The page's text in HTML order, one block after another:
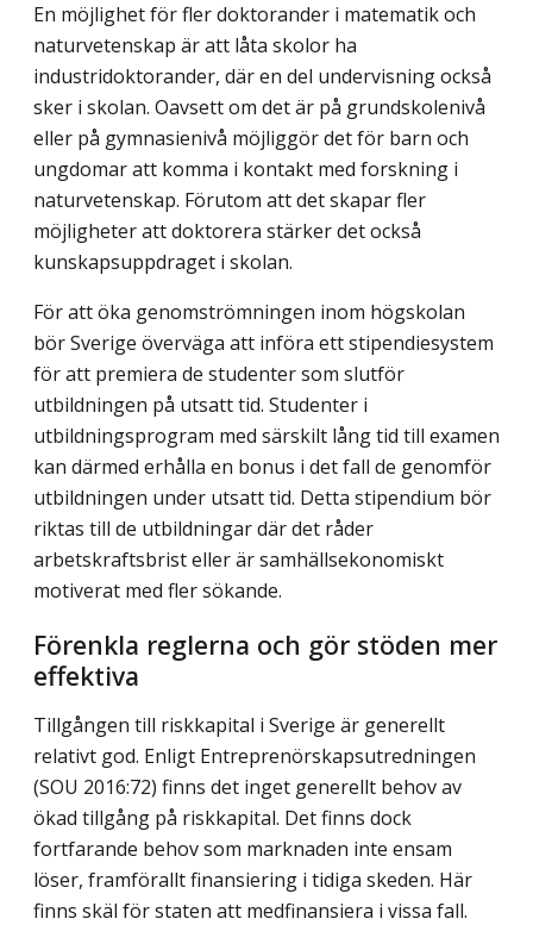
En möjlighet för fler doktorander i matematik och
naturvetenskap är att låta skolor ha
industridoktorander, där en del undervisning också
sker i skolan. Oavsett om det är på grundskolenivå
eller på gymnasienivå möjliggör det för barn och
ungdomar att komma i kontakt med forskning i
naturvetenskap. Förutom att det skapar fler
möjligheter att doktorera stärker det också
kunskapsuppdraget i skolan.
För att öka genomströmningen inom högskolan
bör Sverige överväga att införa ett stipendiesystem
för att premiera de studenter som slutför
utbildningen på utsatt tid. Studenter i
utbildningsprogram med särskilt lång tid till examen
kan därmed erhålla en bonus i det fall de genomför
utbildningen under utsatt tid. Detta stipendium bör
riktas till de utbildningar där det råder
arbetskraftsbrist eller är samhällsekonomiskt
motiverat med fler sökande.
Förenkla reglerna och gör stöden mer
effektiva
Tillgången till riskkapital i Sverige är generellt
relativt god. Enligt Entreprenörskaps­utredningen
(SOU 2016:72) finns det inget generellt behov av
ökad tillgång på risk­kapital. Det finns dock
fortfarande behov som marknaden inte ensam
löser, framförallt finansiering i tidiga skeden. Här
finns skäl för staten att medfinansiera i vissa fall.